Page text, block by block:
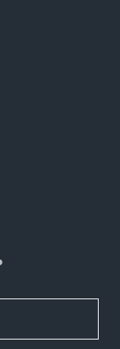
SoundCloud